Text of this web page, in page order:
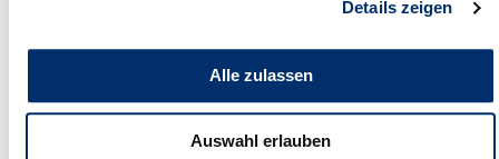
Details zeigen
Alle zulassen
Auswahl erlauben
eine Trophäe und ein
Zertifikat sowie das Label
HR Swiss und icommit
zukunfts­weisendes
für den Innovationspreis
für eine moderne